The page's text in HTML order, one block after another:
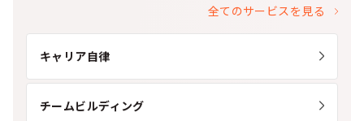
全てのサービスを見る
キャリア自律
チームビルディング